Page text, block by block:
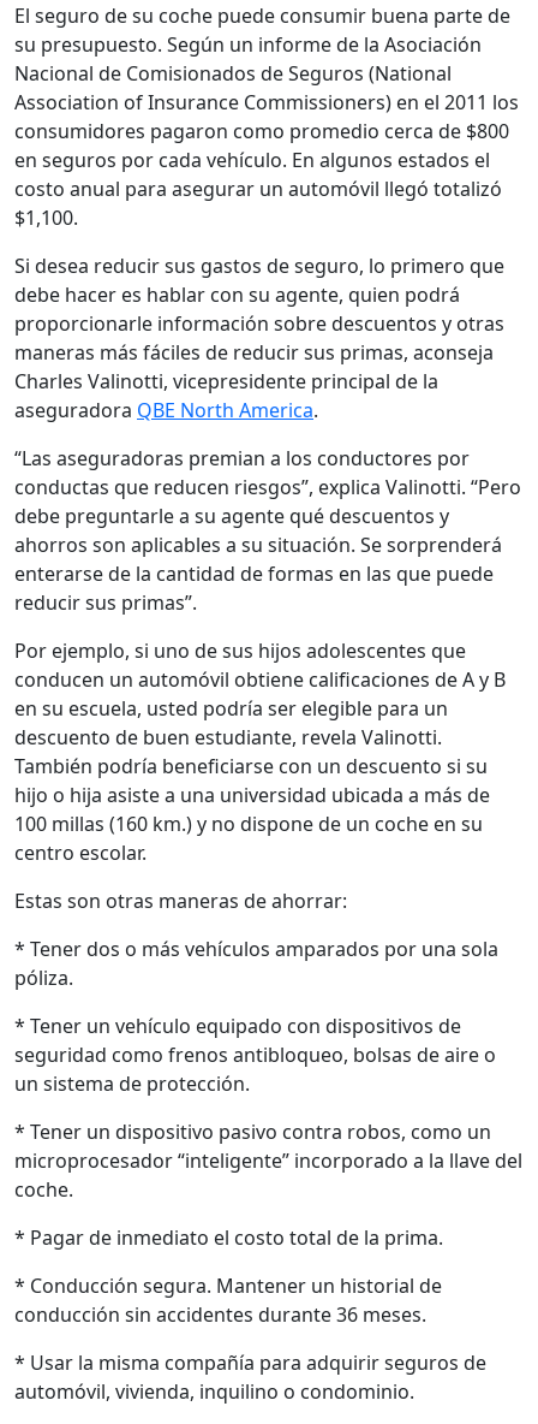
El seguro de su coche puede consumir buena parte de
su presupuesto. Según un informe de la Asociación
Nacional de Comisionados de Seguros (National
Association of Insurance Commissioners) en el 2011 los
consumidores pagaron como promedio cerca de $800
en seguros por cada vehículo. En algunos estados el
costo anual para asegurar un automóvil llegó totalizó
$1,100.
Si desea reducir sus gastos de seguro, lo primero que
debe hacer es hablar con su agente, quien podrá
proporcionarle información sobre descuentos y otras
maneras más fáciles de reducir sus primas, aconseja
Charles Valinotti, vicepresidente principal de la
aseguradora QBE North America.
“Las aseguradoras premian a los conductores por
conductas que reducen riesgos”, explica Valinotti. “Pero
debe preguntarle a su agente qué descuentos y
ahorros son aplicables a su situación. Se sorprenderá
enterarse de la cantidad de formas en las que puede
reducir sus primas”.
Por ejemplo, si uno de sus hijos adolescentes que
conducen un automóvil obtiene calificaciones de A y B
en su escuela, usted podría ser elegible para un
descuento de buen estudiante, revela Valinotti.
También podría beneficiarse con un descuento si su
hijo o hija asiste a una universidad ubicada a más de
100 millas (160 km.) y no dispone de un coche en su
centro escolar.
Estas son otras maneras de ahorrar:
* Tener dos o más vehículos amparados por una sola
póliza.
* Tener un vehículo equipado con dispositivos de
seguridad como frenos antibloqueo, bolsas de aire o
un sistema de protección.
* Tener un dispositivo pasivo contra robos, como un
microprocesador “inteligente” incorporado a la llave del
coche.
* Pagar de inmediato el costo total de la prima.
* Conducción segura. Mantener un historial de
conducción sin accidentes durante 36 meses.
* Usar la misma compañía para adquirir seguros de
automóvil, vivienda, inquilino o condominio.